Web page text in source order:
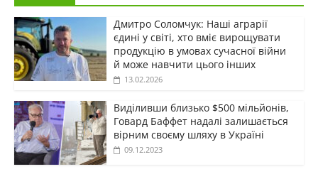
Дмитро Соломчук: Наші аграрії
єдині у світі, хто вміє вирощувати
продукцію в умовах сучасної війни
й може навчити цього інших
13.02.2026
Виділивши близько $500 мільйонів,
Говард Баффет надалі залишається
вірним своєму шляху в Україні
09.12.2023